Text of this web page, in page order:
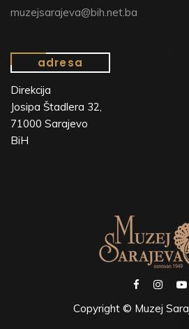
muzejsarajeva@bih.net.ba
adresa
Direkcija
Josipa Štadlera 32,
71000 Sarajevo
BiH
Copyright © Muzej